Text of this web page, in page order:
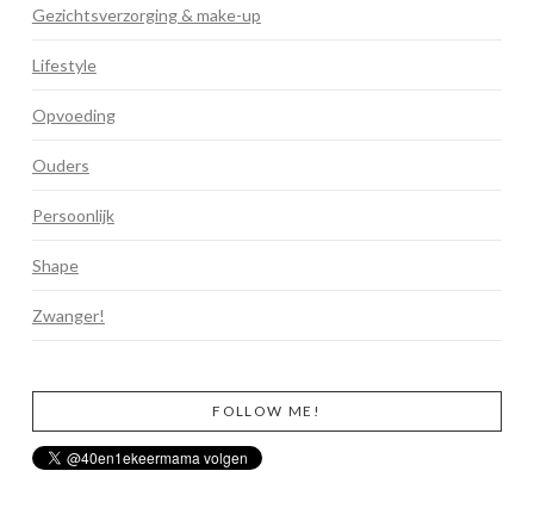
Gezichtsverzorging & make-up
Lifestyle
Opvoeding
Ouders
Persoonlijk
Shape
Zwanger!
FOLLOW ME!